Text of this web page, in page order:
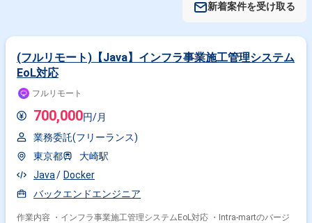
新着案件を受け取る
(フルリモート)【Java】インフラ事業施工管理システム
EoL対応
フルリモート
700,000円/月
業務委託(フリーランス)
東京都
大崎駅
Java
Docker
バックエンドエンジニア
作業内容 ・インフラ事業施工管理システムEoL対応 ・Intra-martのバージ